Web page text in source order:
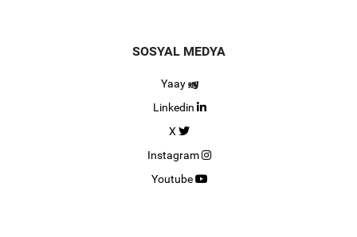
SOSYAL MEDYA
Yaay
Linkedin
X
Instagram
Youtube